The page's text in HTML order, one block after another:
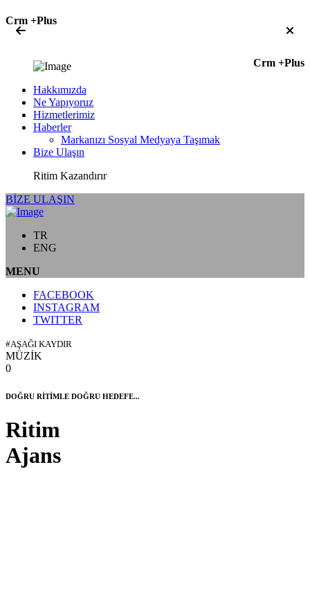
Crm +Plus
Crm +Plus
Hakkımızda
Ne Yapıyoruz
Hizmetlerimiz
Haberler
Markanızı Sosyal Medyaya Taşımak
Bize Ulaşın
Ritim Kazandırır
BİZE ULAŞIN
TR
ENG
MENU
FACEBOOK
INSTAGRAM
TWITTER
#AŞAĞI KAYDIR
MÜZİK
0
DOĞRU RİTİMLE DOĞRU HEDEFE...
Ritim
Ajans